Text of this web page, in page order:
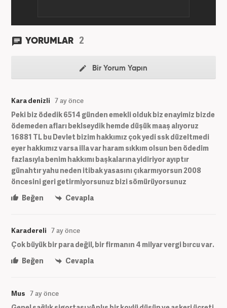
YORUMLAR 2
Bir Yorum Yapın
Kara denizli 7 ay önce
Peki biz ödedik 6514 günden emekli olduk biz enayimiz bizde
ödemeden afları beklseydik hemde düşük maaş alıyoruz
16881 TL bu Devlet bizim hakkımız çok yedi ssk düzeltmedi
eyer hakkımız varsa illa var haram sıkkım olsun ben ödedim
fazlasıyla benim hakkımı başkalarına yidiriyor ayıptır
günahtır yahu neden itibak yasasını çıkarmıyorsun 2008
öncesini geri getirmiyorsunuz bizi sömürüyorsunuz
Beğen
Cevapla
Karadereli 7 ay önce
Çok büyük bir para değil, bir firmanın 4 milyar vergi bırcu var.
Beğen
Cevapla
Mus 7 ay önce